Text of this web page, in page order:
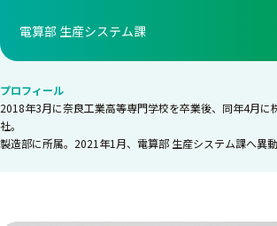
電算部 生産システム課
プロフィール
2018年3月に奈良工業高等専門学校を卒業後、同年4月に
社。
製造部に所属。2021年1月、電算部 生産システム課へ異動